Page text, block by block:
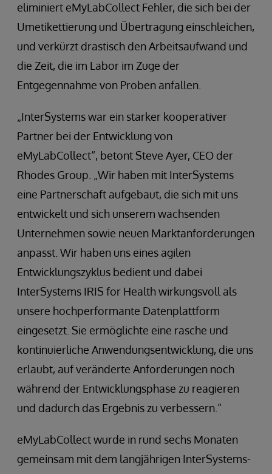
eliminiert eMyLabCollect Fehler, die sich bei der
Umetikettierung und Übertragung einschleichen,
und verkürzt drastisch den Arbeitsaufwand und
die Zeit, die im Labor im Zuge der
Entgegennahme von Proben anfallen.
„InterSystems war ein starker kooperativer
Partner bei der Entwicklung von
eMyLabCollect“, betont Steve Ayer, CEO der
Rhodes Group. „Wir haben mit InterSystems
eine Partnerschaft aufgebaut, die sich mit uns
entwickelt und sich unserem wachsenden
Unternehmen sowie neuen Marktanforderungen
anpasst. Wir haben uns eines agilen
Entwicklungszyklus bedient und dabei
InterSystems IRIS for Health wirkungsvoll als
unsere hochperformante Datenplattform
eingesetzt. Sie ermöglichte eine rasche und
kontinuierliche Anwendungsentwicklung, die uns
erlaubt, auf veränderte Anforderungen noch
während der Entwicklungsphase zu reagieren
und dadurch das Ergebnis zu verbessern.“
eMyLabCollect wurde in rund sechs Monaten
gemeinsam mit dem langjährigen InterSystems-